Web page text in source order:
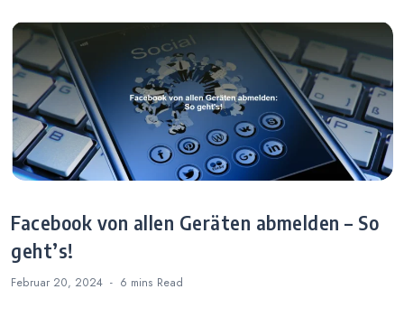
Facebook von allen Geräten abmelden – So
geht’s!
Februar 20, 2024 6 mins Read